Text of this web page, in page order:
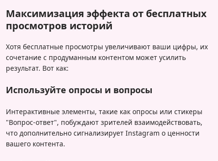
Максимизация эффекта от бесплатных
просмотров историй
Хотя бесплатные просмотры увеличивают ваши цифры, их
сочетание с продуманным контентом может усилить
результат. Вот как:
Используйте опросы и вопросы
Интерактивные элементы, такие как опросы или стикеры
"Вопрос-ответ", побуждают зрителей взаимодействовать,
что дополнительно сигнализирует Instagram о ценности
вашего контента.